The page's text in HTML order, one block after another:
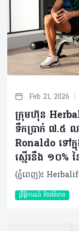
Feb 21, 2026 |
ក្រុមហ៊ុន
ទឹកប្រាក់ ៧.៥
Ronaldo ទៅក្
ស្មើរនឹង ១០%
ព្រឹត្តិការណ៍ និងព័ត៌មាន